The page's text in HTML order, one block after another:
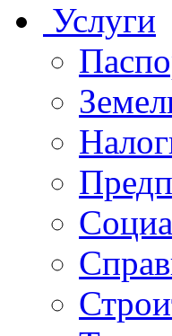
Услуги